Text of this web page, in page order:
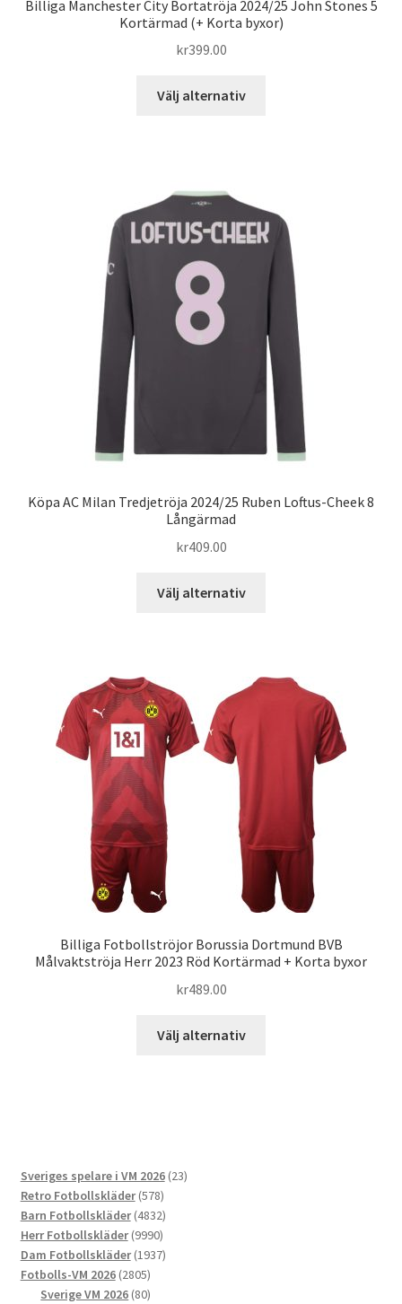
Billiga Manchester City Bortatröja 2024/25 John Stones 5
Kortärmad (+ Korta byxor)
kr399.00
Välj alternativ
De
olika
alternativen
väljas
på
produktsidan
Köpa AC Milan Tredjetröja 2024/25 Ruben Loftus-Cheek 8
Långärmad
kr409.00
Välj alternativ
flera
varianter.
alternativen
produktsidan
Billiga Fotbollströjor Borussia Dortmund BVB
Målvaktströja Herr 2023 Röd Kortärmad + Korta byxor
kr489.00
Välj alternativ
Sveriges spelare i VM 2026 2323
Retro Fotbollskläder 578578
produkter
Barn Fotbollskläder 48324832
produkter
Herr Fotbollskläder 99909990
produkter
Dam Fotbollskläder 19371937
Fotbolls-VM 2026 28052805
produkter
Sverige VM 2026 8080